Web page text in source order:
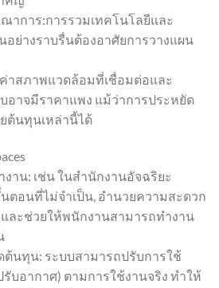
าการ:การรวมเทคโนโลยีและ
อย่างราบรื่นต้องอาศัยการวางแผน
าสภาพแวดล้อมที่เชื่อมต่อและ
อาจมีราคาแพง แม้ว่าการประหยัด
ต้นทุนเหล่านี้ได้
าน: เช่น ในสำนักงานอัจฉริยะ
นตอนที่ไม่จำเป็น, อำนวยความสะดวก
ละช่วยให้พนักงานสามารถทำงาน
นทุน: ระบบสามารถปรับการใช้
รับอากาศ) ตามการใช้งานจริง ทำให้